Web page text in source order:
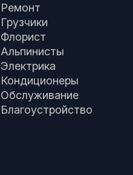
Ремонт
Грузчики
Флорист
Альпинисты
Электрика
Кондиционеры
Обслуживание
Благоустройство